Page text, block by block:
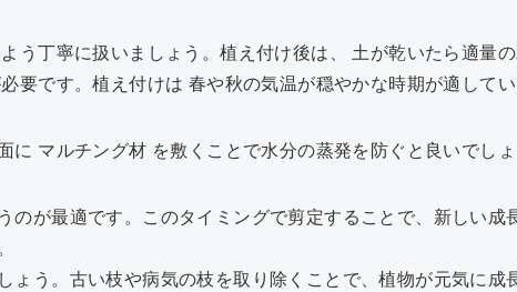
う丁寧に扱いましょう。植え付け後は、 土が乾いたら適量の
要です。植え付けは 春や秋の気温が穏やかな時期が適してい
マルチング材 を敷くことで水分の蒸発を防ぐと良いでしょ
のが最適です。このタイミングで剪定することで、新しい成
ょう。古い枝や病気の枝を取り除くことで、植物が元気に成